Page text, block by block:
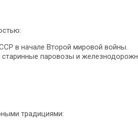
в начале Второй мировой войны.
паровозы и
традициями: